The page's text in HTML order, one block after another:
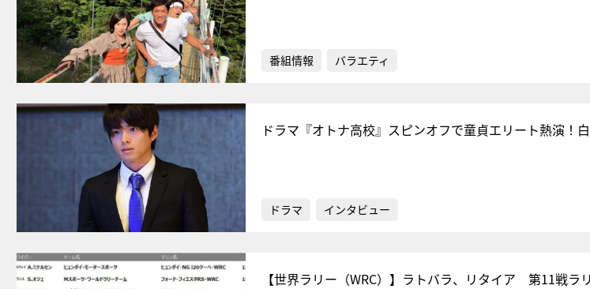
番組情報 バラエティ
ドラマ『オトナ高校』スピンオフで童貞エリート熱演！
ドラマ インタビュー
【世界ラリー（WRC）】ラトバラ、リタイア 第11戦ラ